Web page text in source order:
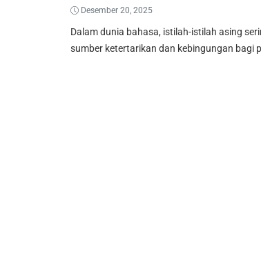
Desember 20, 2025
Dalam dunia bahasa, istilah-istilah asing
sumber ketertarikan dan kebingungan bagi